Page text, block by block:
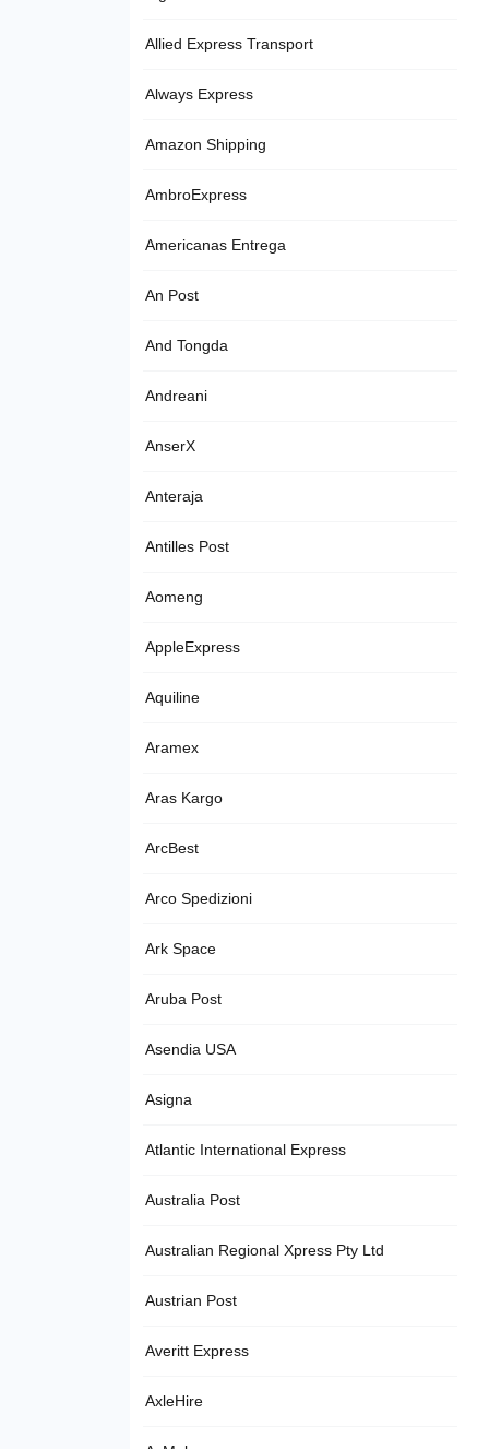
Allied Express Transport
Always Express
Amazon Shipping
AmbroExpress
Americanas Entrega
An Post
And Tongda
Andreani
AnserX
Anteraja
Antilles Post
Aomeng
AppleExpress
Aquiline
Aramex
Aras Kargo
ArcBest
Arco Spedizioni
Ark Space
Aruba Post
Asendia USA
Asigna
Atlantic International Express
Australia Post
Australian Regional Xpress Pty Ltd
Austrian Post
Averitt Express
AxleHire